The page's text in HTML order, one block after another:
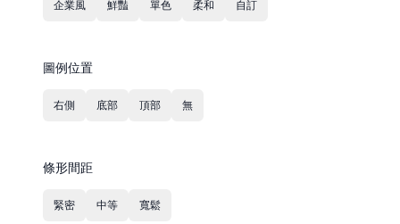
企業風 鮮豔 單色 柔和 自訂
圖例位置
右側 底部 頂部 無
條形間距
緊密 中等 寬鬆